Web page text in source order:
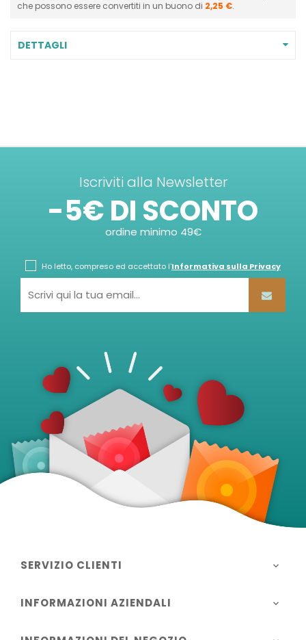
che possono essere convertiti in un buono di 2,25 €.
DETTAGLI
Iscriviti alla Newsletter
-5€ DI SCONTO
ordine minimo 49€
Ho letto, compreso ed accettato l'Informativa sulla Privacy
SERVIZIO CLIENTI 
INFORMAZIONI AZIENDALI 